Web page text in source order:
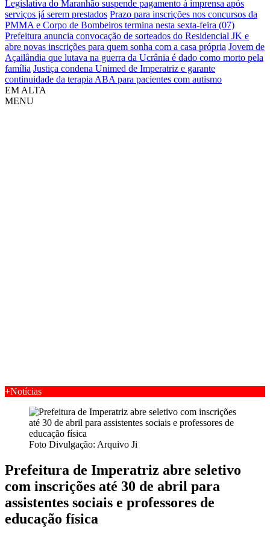
Legislativa do Maranhão suspende pagamento à imprensa após
serviços já serem prestados Prazo para inscrições nos concursos da
PMMA e Corpo de Bombeiros termina nesta sexta-feira (07)
Prefeitura anuncia convocação de sorteados do Residencial JK e
abre novas inscrições para quem sonha com a casa própria Jovem de
Açailândia que lutava na guerra da Ucrânia é dado como morto pela
família Justiça condena Unimed de Imperatriz e garante
continuidade da terapia ABA para pacientes com autismo
EM ALTA
MENU
+Notícias
Foto Divulgação: Arquivo Ji
Prefeitura de Imperatriz abre seletivo
com inscrições até 30 de abril para
assistentes sociais e professores de
educação física